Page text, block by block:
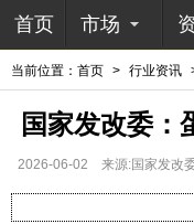
首页 市场
当前位置： 首页 > 行业资讯
国家发改委：
2026-06-02 来源:国家发改